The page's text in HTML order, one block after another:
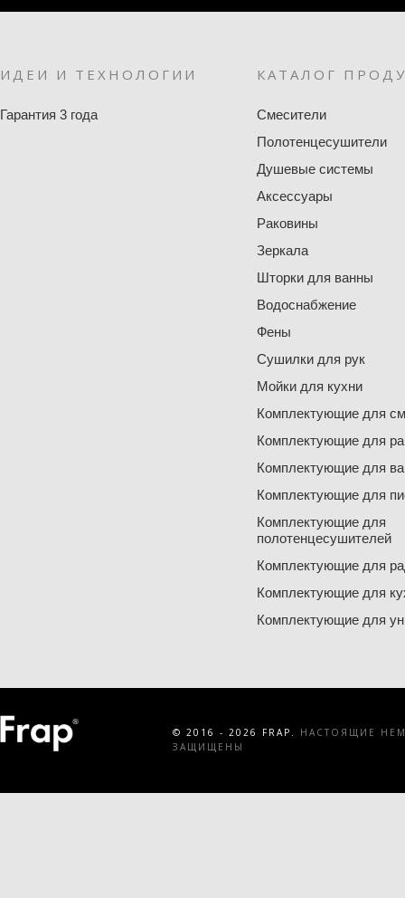
ИДЕИ И ТЕХНОЛОГИИ
Гарантия 3 года
КАТАЛОГ
Смесители
Полотенцесушители
Душевые системы
Аксессуары
Раковины
Зеркала
Шторки для ванны
Водоснабжение
Фены
Сушилки для рук
Мойки для кухни
Комплектующие для
Комплектующие для
Комплектующие для
Комплектующие для
Комплектующие для
полотенцесушителей
Комплектующие для
Комплектующие для
Комплектующие для
© 2016 - 2026 FRAP.
НАСТОЯЩИЕ
ЗАЩИЩЕНЫ